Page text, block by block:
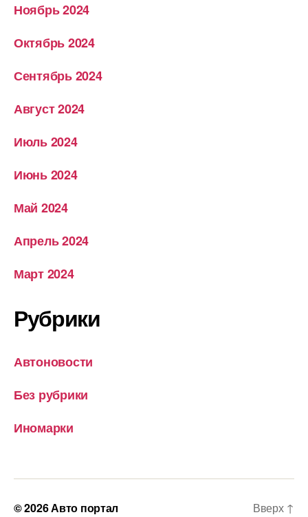
Ноябрь 2024
Октябрь 2024
Сентябрь 2024
Август 2024
Июль 2024
Июнь 2024
Май 2024
Апрель 2024
Март 2024
Рубрики
Автоновости
Без рубрики
Иномарки
© 2026Авто портал Вверх ↑